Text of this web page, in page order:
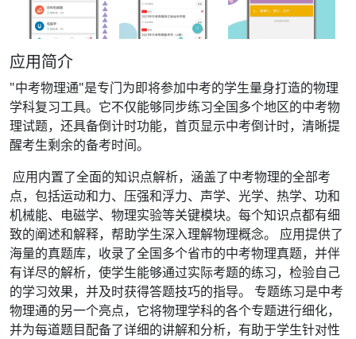
应用简介
"中考物理通"是专门为即将参加中考的学生量身打造的物理
学科复习工具。它不仅能够同步练习全国多个地区的中考物
理试题，还具备倒计时功能，首页显示中考倒计时，清晰提
醒考生剩余的备考时间。
应用内置了全面的知识点解析，涵盖了中考物理的全部考
点，包括运动和力、压强和浮力、声学、光学、热学、功和
机械能、电磁学、物理实验等关键模块。每个知识点都有细
致的阐述和解释，帮助学生深入理解物理概念。 应用提供了
海量的真题库，收录了全国多个省市的中考物理真题，并伴
有详尽的解析，使学生能够通过实际考题的练习，检验自己
的学习效果，并及时获得答题技巧的指导。 专题练习是中考
物理通的另一个亮点，它将物理学科的各个专题进行细化，
并为每道题目配备了详细的讲解和分析，有助于学生针对性